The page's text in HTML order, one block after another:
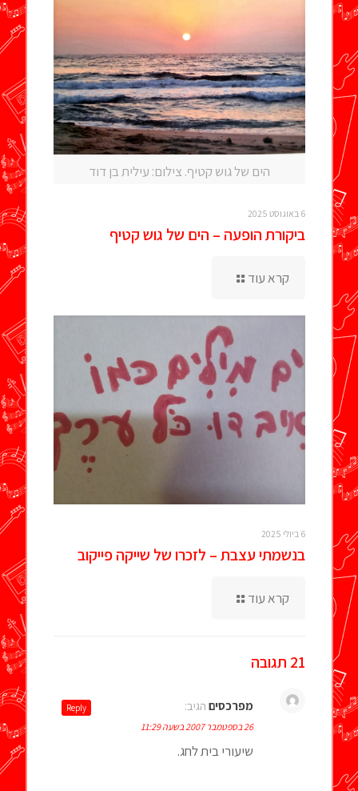
הים של גוש קטיף. צילום: עילית בן דוד
6 באוגוסט 2025
ביקורת הופעה – הים של גוש קטיף
קרא עוד
6 ביולי 2025
בנשמתי עצבת – לזכרו של שייקה פייקוב
קרא עוד
21 תגובה
מפרכסים הגיב:
26 בספטמבר 2007 בשעה 11:29
שיעורי בית לחג.
Reply